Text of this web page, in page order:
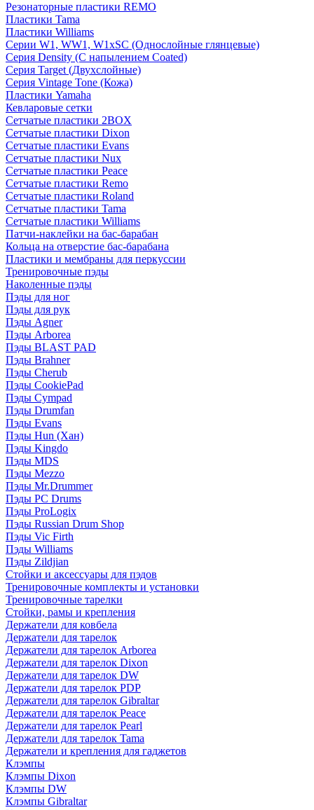
Резонаторные пластики REMO
Пластики Tama
Пластики Williams
Серии W1, WW1, W1xSC (Однослойные глянцевые)
Серия Density (C напылением Coated)
Серия Target (Двухслойные)
Серия Vintage Tone (Кожа)
Пластики Yamaha
Кевларовые сетки
Сетчатые пластики 2BOX
Сетчатые пластики Dixon
Сетчатые пластики Evans
Сетчатые пластики Nux
Сетчатые пластики Peace
Сетчатые пластики Remo
Сетчатые пластики Roland
Сетчатые пластики Tama
Сетчатые пластики Williams
Патчи-наклейки на бас-барабан
Кольца на отверстие бас-барабана
Пластики и мембраны для перкуссии
Тренировочные пэды
Наколенные пэды
Пэды для ног
Пэды для рук
Пэды Agner
Пэды Arborea
Пэды BLAST PAD
Пэды Brahner
Пэды Cherub
Пэды CookiePad
Пэды Cympad
Пэды Drumfan
Пэды Evans
Пэды Hun (Хан)
Пэды Kingdo
Пэды MDS
Пэды Mezzo
Пэды Mr.Drummer
Пэды PC Drums
Пэды ProLogix
Пэды Russian Drum Shop
Пэды Vic Firth
Пэды Williams
Пэды Zildjian
Стойки и аксессуары для пэдов
Тренировочные комплекты и установки
Тренировочные тарелки
Стойки, рамы и крепления
Держатели для ковбела
Держатели для тарелок
Держатели для тарелок Arborea
Держатели для тарелок Dixon
Держатели для тарелок DW
Держатели для тарелок PDP
Держатели для тарелок Gibraltar
Держатели для тарелок Peace
Держатели для тарелок Pearl
Держатели для тарелок Tama
Держатели и крепления для гаджетов
Клэмпы
Клэмпы Dixon
Клэмпы DW
Клэмпы Gibraltar